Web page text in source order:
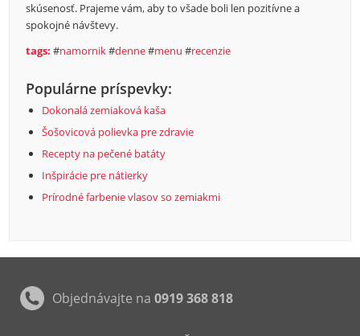
skúsenosť. Prajeme vám, aby to všade boli len pozitívne a
spokojné návštevy.
tags: #namornik#denne#menu #recenzie
Populárne príspevky:
Dokonalá zemiaková kaša
Šošovicová polievka pre zdravie
Recepty na pečené batáty
Inšpirácie pre nátierky
Prírodné farbenie vlasov so zemiakmi
Objednávajte na 0919 368 818